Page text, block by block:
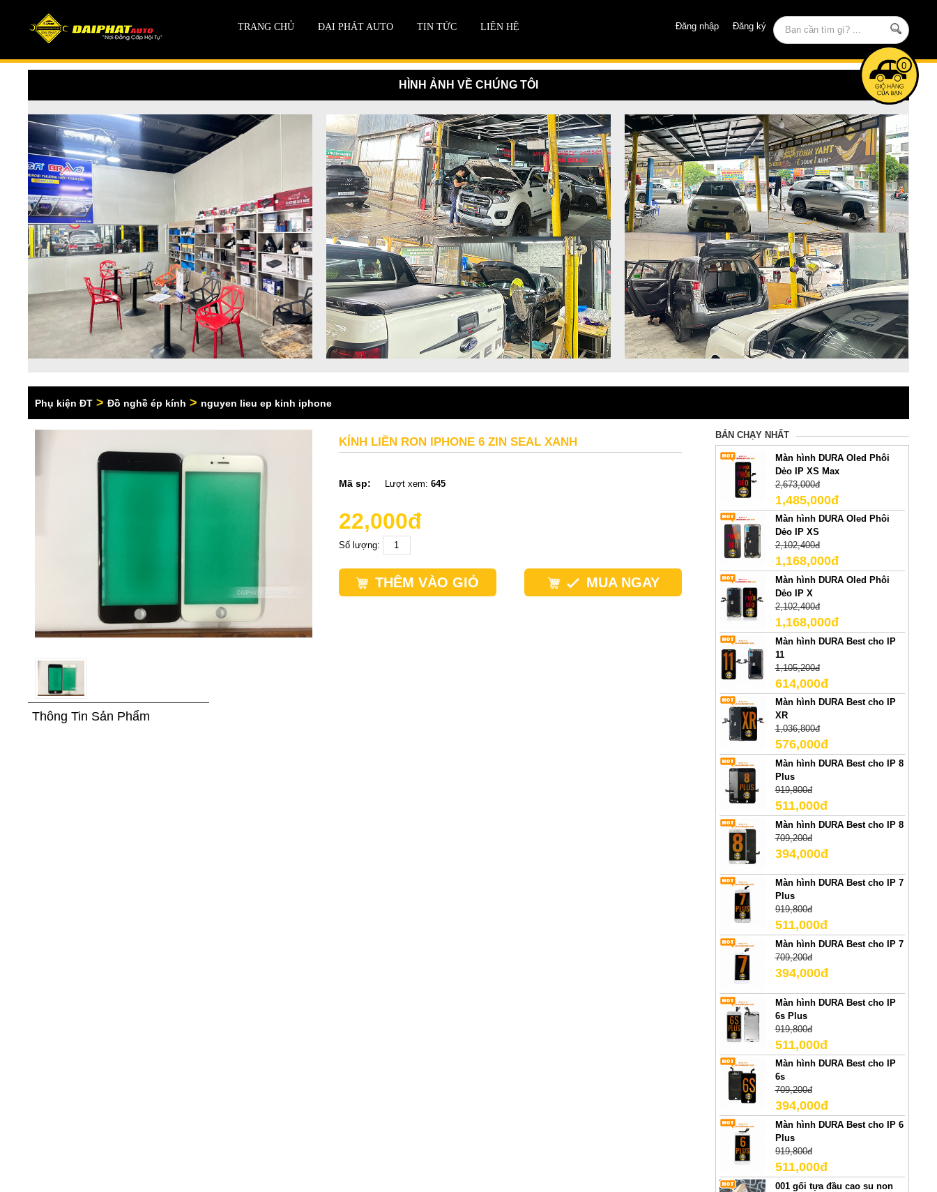
Đăng nhập Đăng ký
TRANG CHỦ ĐẠI PHÁT AUTO TIN TỨC LIÊN HỆ
0
HÌNH ẢNH VỀ CHÚNG TÔI
Phụ kiện ĐT > Đồ nghề ép kính > nguyen lieu ep kinh iphone
KÍNH LIỀN RON IPHONE 6 ZIN SEAL XANH
Mã sp: Lượt xem: 645
22,000đ
Số lượng:
THÊM VÀO GIỎ MUA NGAY
Thông Tin Sản Phẩm
BÁN CHẠY NHẤT
Màn hình DURA Oled Phôi
Dẻo IP XS Max
2,673,000đ
1,485,000đ
Màn hình DURA Oled Phôi
Dẻo IP XS
2,102,400đ
1,168,000đ
Màn hình DURA Oled Phôi
Dẻo IP X
2,102,400đ
1,168,000đ
Màn hình DURA Best cho IP
11
1,105,200đ
614,000đ
Màn hình DURA Best cho IP
XR
1,036,800đ
576,000đ
Màn hình DURA Best cho IP 8
Plus
919,800đ
511,000đ
Màn hình DURA Best cho IP 8
709,200đ
394,000đ
Màn hình DURA Best cho IP 7
Plus
919,800đ
511,000đ
Màn hình DURA Best cho IP 7
709,200đ
394,000đ
Màn hình DURA Best cho IP
6s Plus
919,800đ
511,000đ
Màn hình DURA Best cho IP
6s
709,200đ
394,000đ
Màn hình DURA Best cho IP 6
Plus
919,800đ
511,000đ
001 gối tựa đầu cao su non